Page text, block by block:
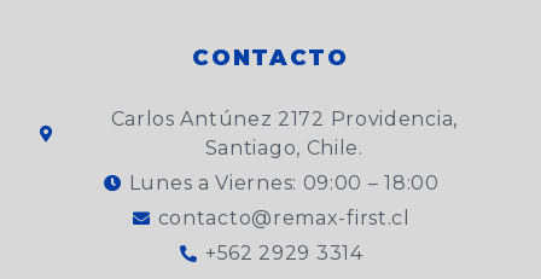
CONTACTO
Carlos Antúnez 2172 Providencia,
Santiago, Chile.
Lunes a Viernes: 09:00 – 18:00
contacto@remax-first.cl
+562 2929 3314